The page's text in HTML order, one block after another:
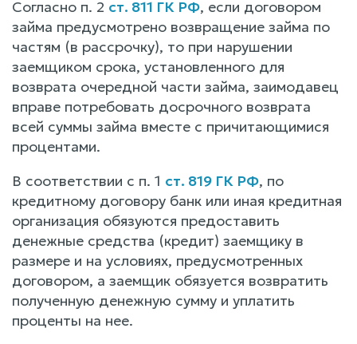
Согласно п. 2 ст. 811 ГК РФ, если договором
займа предусмотрено возвращение займа по
частям (в рассрочку), то при нарушении
заемщиком срока, установленного для
возврата очередной части займа, заимодавец
вправе потребовать досрочного возврата
всей суммы займа вместе с причитающимися
процентами.
В соответствии с п. 1 ст. 819 ГК РФ, по
кредитному договору банк или иная кредитная
организация обязуются предоставить
денежные средства (кредит) заемщику в
размере и на условиях, предусмотренных
договором, а заемщик обязуется возвратить
полученную денежную сумму и уплатить
проценты на нее.